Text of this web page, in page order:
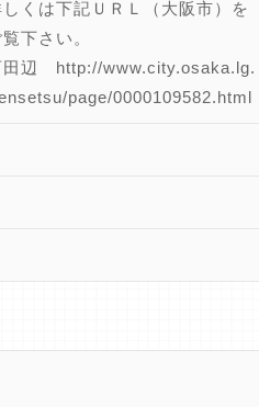
くは下記ＵＲＬ（大阪市）を
下さい。
辺 http://www.city.osaka.lg.
page/0000109582.html